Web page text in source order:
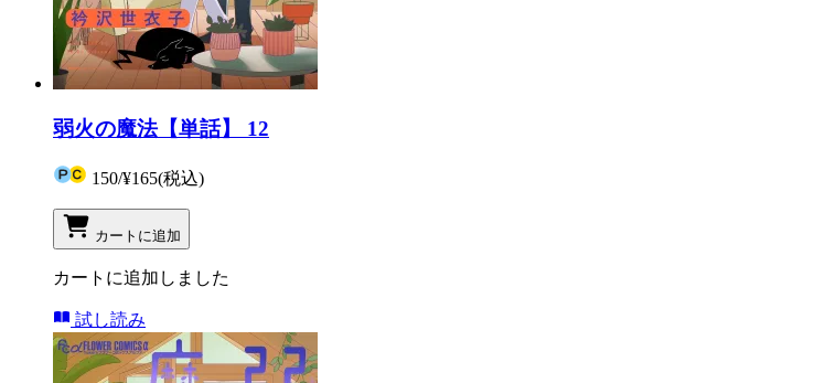
弱火の魔法【単話】 12
150/¥165(税込)
カートに追加
カートに追加しました
試し読み